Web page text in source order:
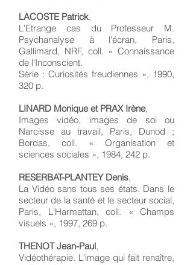
LACOSTE Patrick,
L'Etrange cas du Professeur M.
Psychanalyse à l'écran, Paris,
Gallimard, NRF, coll. « Connaissance
de l'Inconscient.
Série : Curiosités freudiennes », 1990,
320 p.
LINARD Monique et PRAX Irène,
Images vidéo, images de soi ou
Narcisse au travail, Paris, Dunod ;
Bordas, coll. « Organisation et
sciences sociales », 1984, 242 p.
RESERBAT-PLANTEY Denis,
La Vidéo sans tous ses états. Dans le
secteur de la santé et le secteur social,
Paris, L'Harmattan, coll. « Champs
visuels », 1997, 269 p.
THENOT Jean-Paul,
Vidéothérapie. L'image qui fait renaître,